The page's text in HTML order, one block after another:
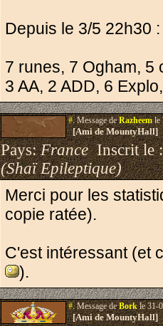
Depuis le 3/5 22h30 :
7 runes, 7 Ogham, 5
3 AA, 2 ADD, 6
#.Message deRazheemle
[Ami de MountyHall]
Pays:FranceInscrit le
(Shaï Epileptique)
Merci pour les
copie ratée).
C'est intéressant (et
).
#.Message deBorkle 31-
[Ami de MountyHall]